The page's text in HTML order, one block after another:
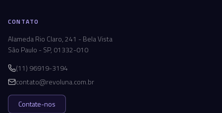
CONTATO
Alameda Rio Claro, 241 - Bela Vista
São Paulo - SP, 01332-010
(11) 96919-3194
contato@revoluna.com.br
Contate-nos